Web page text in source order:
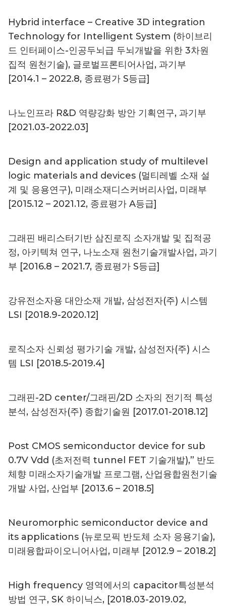
Hybrid interface – Creative 3D integration
Technology for Intelligent System (하이브리
드 인터페이스-인공두뇌급 두뇌개발을 위한 3차원
집적 원천기술), 글로벌프론티어사업, 과기부
[2014.1 – 2022.8, 종료평가 S등급]
나노인프라 R&D 역량강화 방안 기획연구, 과기부
[2021.03-2022.03]
Design and application study of multilevel
logic materials and devices (멀티레벨 소재 설
계 및 응용연구), 미래소재디스커버리사업, 미래부
[2015.12 – 2021.12, 종료평가 A등급]
그래핀 배리스터기반 삼진로직 소자개발 및 집적공
정, 아키텍쳐 연구, 나노소재 원천기술개발사업, 과기
부 [2016.8 – 2021.7, 종료평가 S등급]
강유전소자용 대안소재 개발, 삼성전자(주) 시스템
LSI [2018.9-2020.12]
로직소자 신뢰성 평가기술 개발, 삼성전자(주) 시스
템 LSI [2018.5-2019.4]
그래핀-2D center/그래핀/2D 소자의 전기적 특성
분석, 삼성전자(주) 종합기술원 [2017.01-2018.12]
Post CMOS semiconductor device for sub
0.7V Vdd (초저전력 tunnel FET 기술개발),” 반도
체향 미래소자기술개발 프로그램, 산업융합원천기술
개발 사업, 산업부 [2013.6 – 2018.5]
Neuromorphic semiconductor device and
its applications (뉴로모픽 반도체 소자 응용기술),
미래융합파이오니어사업, 미래부 [2012.9 – 2018.2]
High frequency 영역에서의 capacitor특성분석
방법 연구, SK 하이닉스, [2018.03-2019.02,